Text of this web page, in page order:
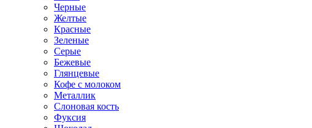
Черные
Желтые
Красные
Зеленые
Серые
Бежевые
Глянцевые
Кофе с молоком
Металлик
Слоновая кость
Фуксия